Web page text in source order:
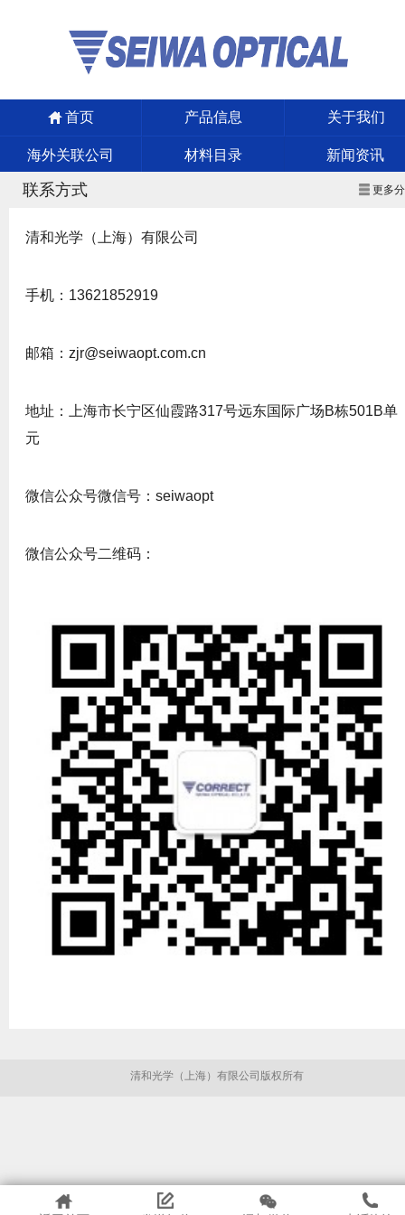
首页 产品信息 关于我们
海外关联公司 材料目录 新闻资讯
更多
联系方式
清和光学（上海）有限公司
手机：13621852919
邮箱：zjr@seiwaopt.com.cn
地址：上海市长宁区仙霞路317号远东国际广场B栋501B单
元
微信公众号微信号：seiwaopt
微信公众号二维码：
清和光学（上海）有限公司版权所有